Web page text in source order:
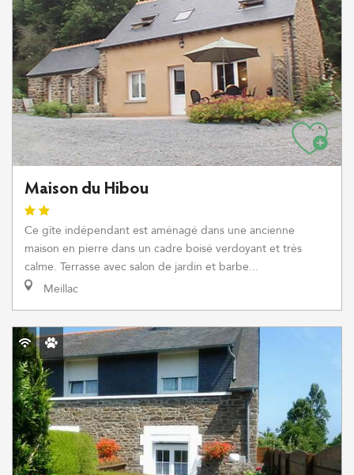
Maison du Hibou
Ce gîte indépendant est aménagé dans une ancienne
maison en pierre dans un cadre boisé verdoyant et très
calme. Terrasse avec salon de jardin et barbe...
Meillac